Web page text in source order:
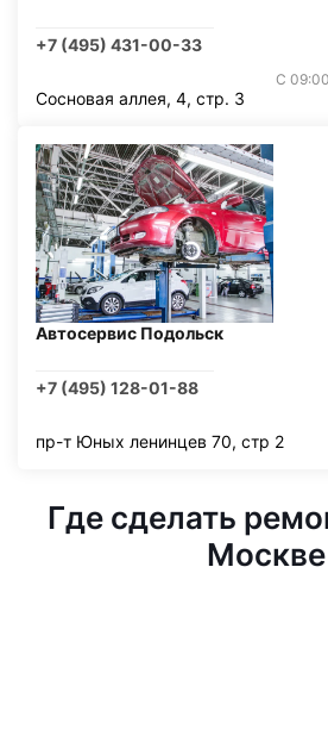
+7 (495) 431-00-33
С
Сосновая аллея, 4, стр. 3
Автосервис Подольск
+7 (495) 128-01-88
пр-т Юных ленинцев 70, стр 2
Где сделать
Москве